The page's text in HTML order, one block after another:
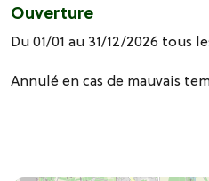
Ouverture
Du 01/01 au 31/12/2026 tous
Annulé en cas de mauvais